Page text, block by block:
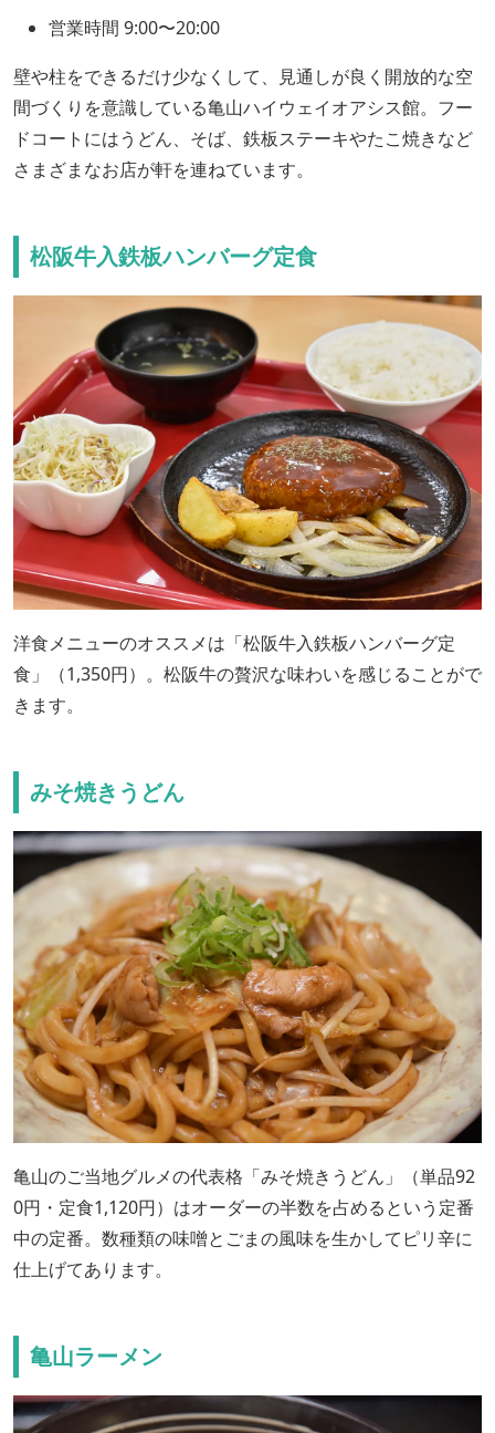
営業時間 9:00〜20:00
壁や柱をできるだけ少なくして、見通しが良く開放的な空
間づくりを意識している亀山ハイウェイオアシス館。フー
ドコートにはうどん、そば、鉄板ステーキやたこ焼きなど
さまざまなお店が軒を連ねています。
松阪牛入鉄板ハンバーグ定食
洋食メニューのオススメは「松阪牛入鉄板ハンバーグ定
食」（1,350円）。松阪牛の贅沢な味わいを感じることがで
きます。
みそ焼きうどん
亀山のご当地グルメの代表格「みそ焼きうどん」（単品92
0円・定食1,120円）はオーダーの半数を占めるという定番
中の定番。数種類の味噌とごまの風味を生かしてピリ辛に
仕上げてあります。
亀山ラーメン